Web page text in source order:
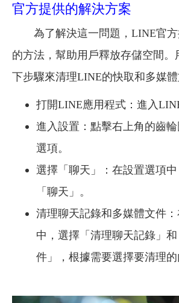
官方提供的解決方案
為了解決這一問題，LINE官
的方法，幫助用戶釋放存儲空間。
下步驟來清理LINE的快取和多媒體
打開LINE應用程式：進入
進入設置：點擊右上角的齒
選項。
選擇「聊天」：在設置選項
「聊天」。
清理聊天記錄和多媒體文件
中，選擇「清理聊天記錄」
件」，根據需要選擇要清理的